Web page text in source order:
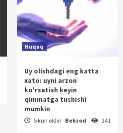
Huquq
Uy olishdagi eng katta
xato: uyni arzon
ko'rsatish keyin
qimmatga tushishi
mumkin
5 kun oldin Behzod 241